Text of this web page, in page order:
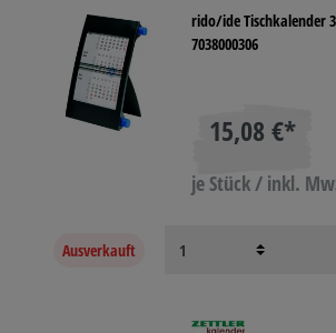
rido/ide Tischkalender
7038000306
15,08 €*
je Stück / inkl.
Ausverkauft